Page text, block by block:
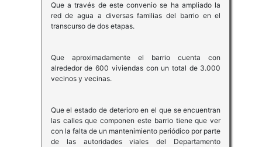
Que a través de este convenio se ha ampliado la
red de agua a diversas familias del barrio en el
transcurso de dos etapas.
Que aproximadamente el barrio cuenta con
alrededor de 600 viviendas con un total de 3.000
vecinos y vecinas.
Que el estado de deterioro en el que se encuentran
las calles que componen este barrio tiene que ver
con la falta de un mantenimiento periódico por parte
de las autoridades viales del Departamento